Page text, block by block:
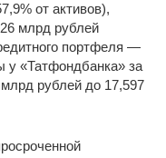
от активов),
млрд рублей
портфеля —
у «Татфондбанка» за
рублей до 17,597